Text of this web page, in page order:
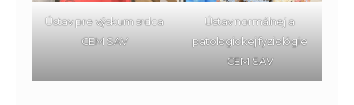
Ústav pre výskum srdca
CEM SAV
Ústav normálnej a
patologickej fyziológie
CEM SAV